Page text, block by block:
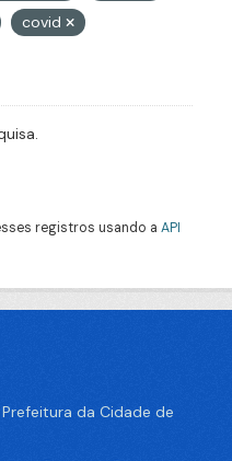
covid
registros usando a API
da Cidade de